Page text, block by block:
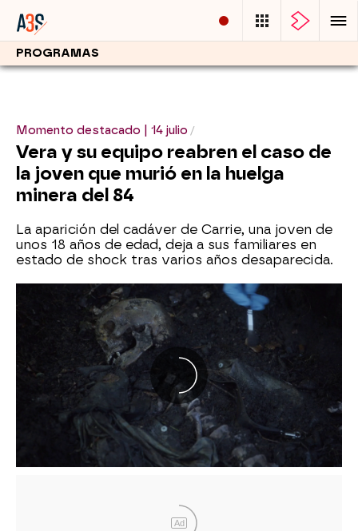
PROGRAMAS
Momento destacado | 14 julio
Vera y su equipo reabren el caso de
la joven que murió en la huelga
minera del 84
La aparición del cadáver de Carrie, una joven de
unos 18 años de edad, deja a sus familiares en
estado de shock tras varios años desaparecida.
Ad